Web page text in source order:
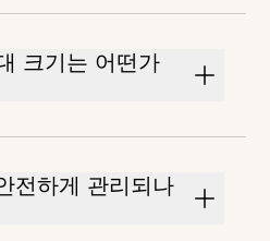
크기는 어떤가
전하게 관리되나